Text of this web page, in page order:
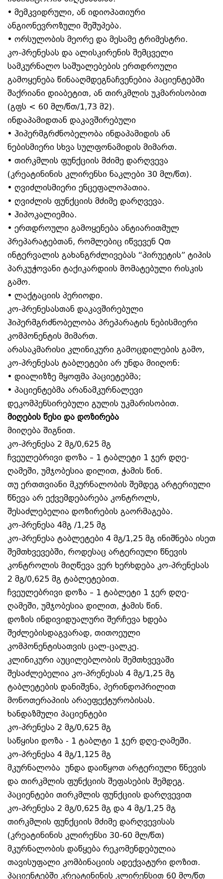
• მემკვიდრული, ან იდიოპათიური
ანგიონევროზული შეშუპება.
• ორსულობის მეორე და მესამე ტრიმესტრი.
კო-პრენესას და ალისკირენის შემცველი
სამკურნალო საშუალებების ერთდროული
გამოყენება წინააღმდეგნაჩვენებია პაციენტებში
შაქრიანი დიაბეტით, ან თირკმლის უკმარისობით
(გფს < 60 მლ/წთ/1,73 მ2).
ინდაპამიდთან დაკავშირებული
• ჰიპერმგრძნობელობა ინდაპამიდის ან
ნებისმიერი სხვა სულფონამიდის მიმართ.
• თირკმლის ფუნქციის მძიმე დარღვევა
(კრეატინინის კლირენსი ნაკლები 30 მლ/წთ).
• ღვიძლისმიერი ენცეფალოპათია.
• ღვიძლის ფუნქციის მძიმე დარღვევა.
• ჰიპოკალიემია.
• ერთდროული გამოყენება ანტიარითმულ
პრეპარატებთან, რომლებიც იწვევენ Qთ
ინტერვალის გახანგრძლივებას “პირუეტის” ტიპის
პარკუჭოვანი ტაქიკარდიის მომატებული რისკის
გამო.
• ლაქტაციის პერიოდი.
კო-პრენესასთან დაკავშირებული
ჰიპერმგრძნობელობა პრეპარატის ნებისმიერი
კომპონენტის მიმართ.
არასაკმარისი კლინიკური გამოცდილების გამო,
კო-პრენესას ტაბლეტები არ უნდა მიიღონ:
• დიალიზზე მყოფმა პაციეტებმა;
• პაციენტებმა არანამკურნალევი
დეკომპენსირებული გულის უკმარისობით.
მიღების წესი და დოზირება
მიიღება შიგნით.
კო-პრენესა 2 მგ/0,625 მგ
ჩვეულებრივი დოზა – 1 ტაბლეტი 1 ჯერ დღე-
ღამეში, უმჯობესია დილით, ჭამის წინ.
თუ ერთთვიანი მკურნალობის შემდეგ არტერიული
წნევა არ ექვემდებარება კონტროლს,
შესაძლებელია დოზირების გაორმაგება.
კო-პრენესა 4მგ /1,25 მგ
კო-პრენესა ტაბლეტები 4 მგ/1,25 მგ ინიშნება ისეთ
შემთხვევებში, როდესაც არტერიული წნევის
კონტროლის მიღწევა ვერ ხერხდება კო-პრენესას
2 მგ/0,625 მგ ტაბლეტებით.
ჩვეულებრივი დოზა – 1 ტაბლეტი 1 ჯერ დღე-
ღამეში, უმჯობესია დილით, ჭამის წინ.
დოზის ინდივიდუალური შერჩევა ხდება
შეძლებისდაგვარად, თითოეული
კომპონენტისათვის ცალ-ცალკე.
კლინიკური აუცილებლობის შემთხვევაში
შესაძლებელია კო-პრენესას 4 მგ/1,25 მგ
ტაბლეტების დანიშვნა, პერინდოპრილით
მონოთერაპიის არაეფექტურობისას.
ხანდაზმული პაციენტები
კო-პრენესა 2 მგ/0,625 მგ
საწყისი დოზა - 1 ტაბლტი 1 ჯერ დღე-ღამეში.
კო-პრენესა 4 მგ/1,125 მგ
მკურნალობა უნდა დაიწყოთ არტერიული წნევის
და თირკმლის ფუნქციის შეფასების შემდეგ.
პაციენტები თირკმლის ფუნქციის დარღვევით
კო-პრენესა 2 მგ/0,625 მგ და 4 მგ/1,25 მგ
თირკმლის ფუნქციის მძიმე დარღვევისას
(კრეატინინის კლირენსი 30-60 მლ/წთ)
მკურნალობის დაწყება რეკომენდებულია
თავისუფალი კომბინაციის ადექვატური დოზით.
პაციენტებში კრეატინინის კლირენსით 60 მლ/წთ